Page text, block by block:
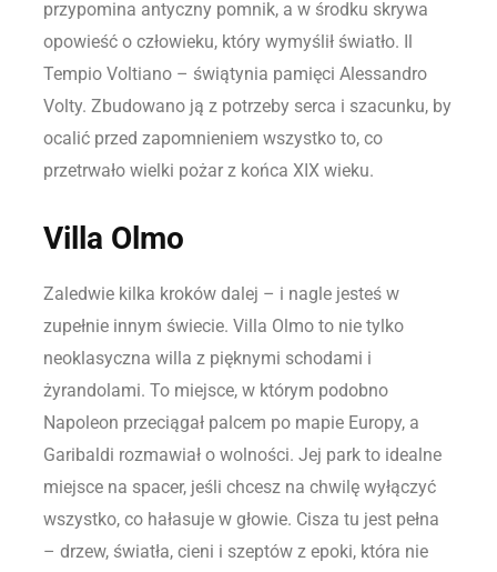
przypomina antyczny pomnik, a w środku skrywa
opowieść o człowieku, który wymyślił światło. Il
Tempio Voltiano – świątynia pamięci Alessandro
Volty. Zbudowano ją z potrzeby serca i szacunku, by
ocalić przed zapomnieniem wszystko to, co
przetrwało wielki pożar z końca XIX wieku.
Villa Olmo
Zaledwie kilka kroków dalej – i nagle jesteś w
zupełnie innym świecie. Villa Olmo to nie tylko
neoklasyczna willa z pięknymi schodami i
żyrandolami. To miejsce, w którym podobno
Napoleon przeciągał palcem po mapie Europy, a
Garibaldi rozmawiał o wolności. Jej park to idealne
miejsce na spacer, jeśli chcesz na chwilę wyłączyć
wszystko, co hałasuje w głowie. Cisza tu jest pełna
– drzew, światła, cieni i szeptów z epoki, która nie